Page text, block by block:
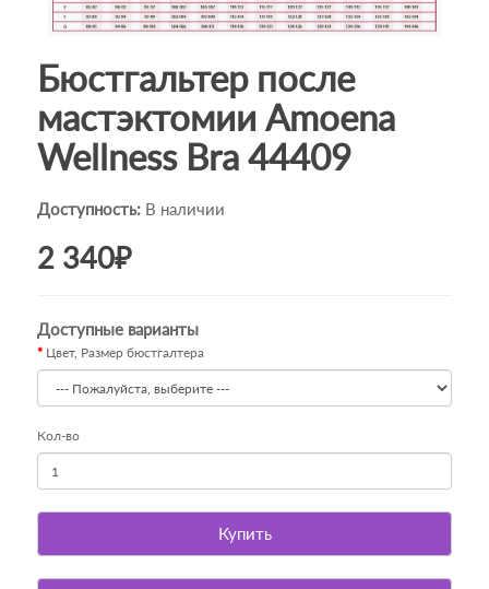
Бюстгальтер после
мастэктомии Amoena
Wellness Bra 44409
Доступность: В наличии
2 340₽
Доступные варианты
Цвет, Размер бюстгалтера
Кол-во
Купить